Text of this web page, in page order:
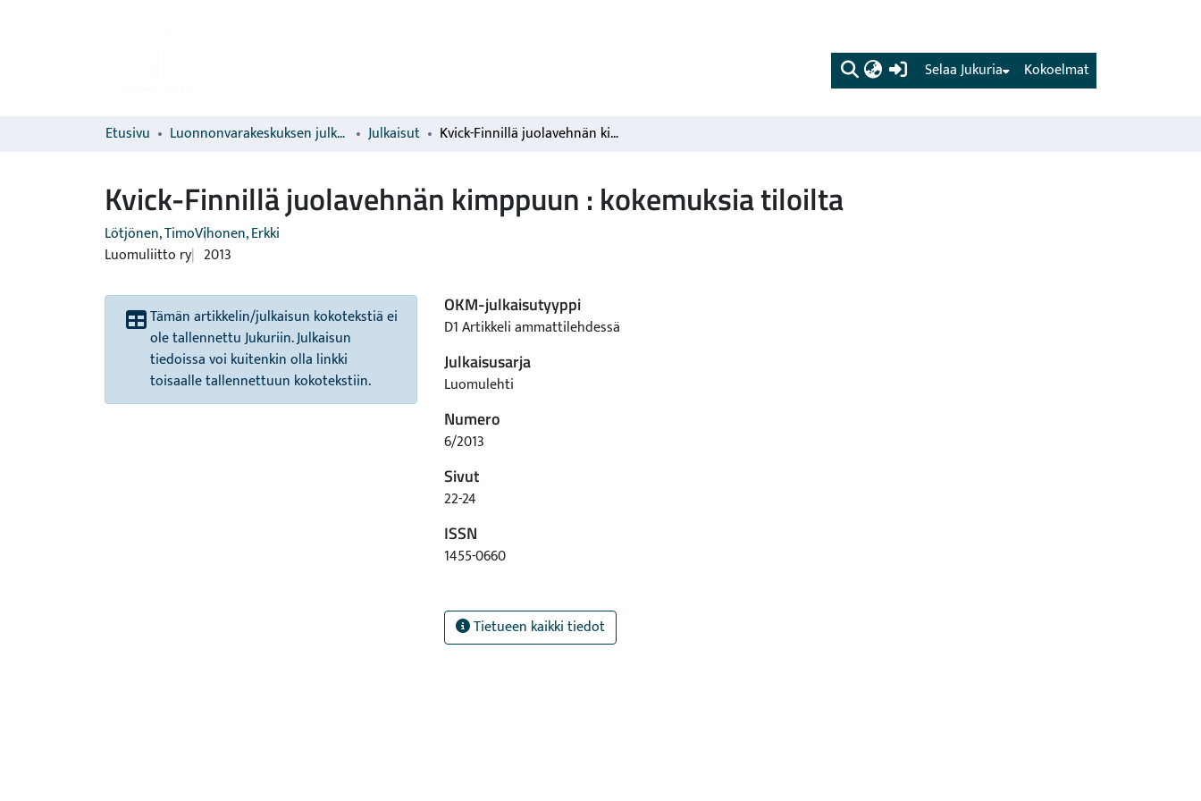
(current) Kokoelmat
Selaa Jukuria
Etusivu Luonnonvarakeskuksen julkaisut Julkaisut Kvick-Finnillä juolavehnän kimppuun : kokemuksia tiloilta
Kvick-Finnillä juolavehnän kimppuun : kokemuksia tiloilta
Lötjönen, TimoVihonen, Erkki
Luomuliitto ry 2013
Tämän artikkelin/julkaisun kokotekstiä ei
ole tallennettu Jukuriin. Julkaisun
tiedoissa voi kuitenkin olla linkki
toisaalle tallennettuun kokotekstiin.
OKM-julkaisutyyppi
D1 Artikkeli ammattilehdessä
Julkaisusarja
Luomulehti
Numero
6/2013
Sivut
22-24
ISSN
1455-0660
Tietueen kaikki tiedot